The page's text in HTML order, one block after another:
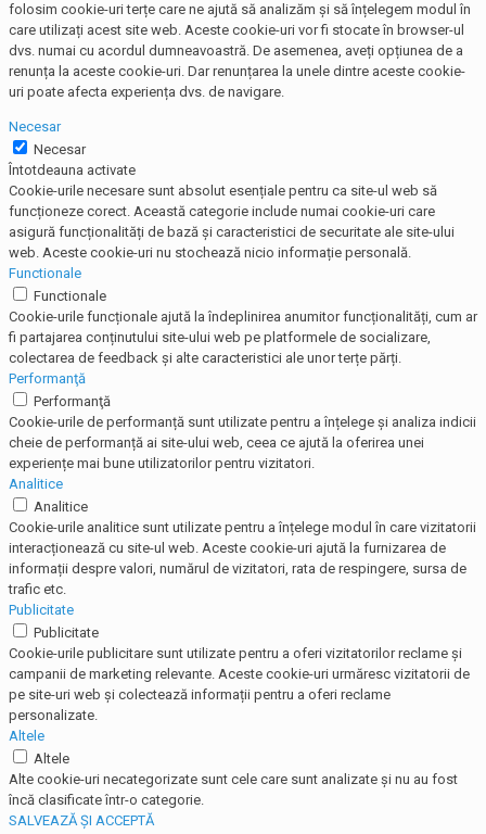
folosim cookie-uri terțe care ne ajută să analizăm și să înțelegem modul în
care utilizați acest site web. Aceste cookie-uri vor fi stocate în browser-ul
dvs. numai cu acordul dumneavoastră. De asemenea, aveți opțiunea de a
renunța la aceste cookie-uri. Dar renunțarea la unele dintre aceste cookie-
uri poate afecta experiența dvs. de navigare.
Necesar
Necesar
Întotdeauna activate
Cookie-urile necesare sunt absolut esențiale pentru ca site-ul web să
funcționeze corect. Această categorie include numai cookie-uri care
asigură funcționalități de bază și caracteristici de securitate ale site-ului
web. Aceste cookie-uri nu stochează nicio informație personală.
Functionale
Functionale
Cookie-urile funcționale ajută la îndeplinirea anumitor funcționalități, cum ar
fi partajarea conținutului site-ului web pe platformele de socializare,
colectarea de feedback și alte caracteristici ale unor terțe părți.
Performanţă
Performanţă
Cookie-urile de performanță sunt utilizate pentru a înțelege și analiza indicii
cheie de performanță ai site-ului web, ceea ce ajută la oferirea unei
experiențe mai bune utilizatorilor pentru vizitatori.
Analitice
Analitice
Cookie-urile analitice sunt utilizate pentru a înțelege modul în care vizitatorii
interacționează cu site-ul web. Aceste cookie-uri ajută la furnizarea de
informații despre valori, numărul de vizitatori, rata de respingere, sursa de
trafic etc.
Publicitate
Publicitate
Cookie-urile publicitare sunt utilizate pentru a oferi vizitatorilor reclame și
campanii de marketing relevante. Aceste cookie-uri urmăresc vizitatorii de
pe site-uri web și colectează informații pentru a oferi reclame
personalizate.
Altele
Altele
Alte cookie-uri necategorizate sunt cele care sunt analizate și nu au fost
încă clasificate într-o categorie.
SALVEAZĂ ȘI ACCEPTĂ